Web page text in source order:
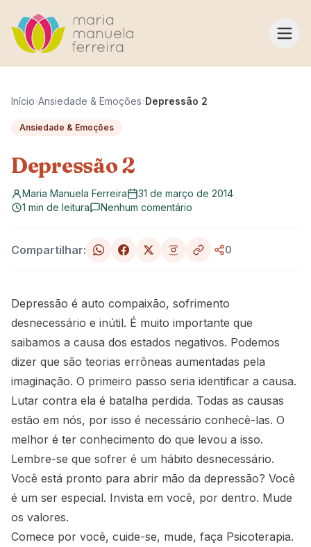
Início›Ansiedade & Emoções›Depressão 2
Ansiedade & Emoções
Depressão 2
Maria Manuela Ferreira
31 de março de 2014
1 min de leitura
Nenhum comentário
Compartilhar: 0
Depressão é auto compaixão, sofrimento
desnecessário e inútil. É muito importante que
saibamos a causa dos estados negativos. Podemos
dizer que são teorias errôneas aumentadas pela
imaginação. O primeiro passo seria identificar a causa.
Lutar contra ela é batalha perdida. Todas as causas
estão em nós, por isso é necessário conhecê-las. O
melhor é ter conhecimento do que levou a isso.
Lembre-se que sofrer é um hábito desnecessário.
Você está pronto para abrir mão da depressão? Você
é um ser especial. Invista em você, por dentro. Mude
os valores.
Comece por você, cuide-se, mude, faça Psicoterapia.